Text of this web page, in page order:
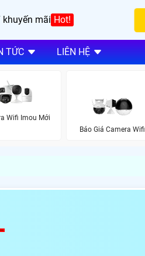
khuyến mãi Hot!
TỨC LIÊN HỆ
Wifi Imou Mới
Báo Giá Camera Wifi